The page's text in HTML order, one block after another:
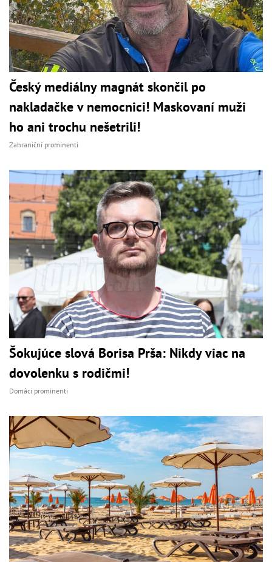
Český mediálny magnát skončil po
nakladačke v nemocnici! Maskovaní muži
ho ani trochu nešetrili!
Zahraniční prominenti
Šokujúce slová Borisa Prša: Nikdy viac na
dovolenku s rodičmi!
Domáci prominenti